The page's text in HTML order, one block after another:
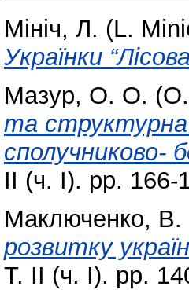
Мініч, Л. (L.
Українки
Мазур, О. О.
та структурна
сполучниково-
ІІ (ч. І). pp. 166-
Маключенко, В.
розвитку
Т. ІІ (ч. І). pp.